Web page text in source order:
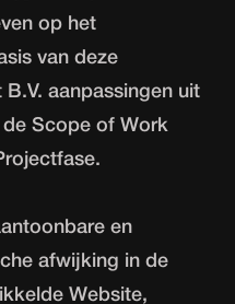
op het
van deze
aanpassingen uit
Scope of Work
en
afwijking in de
Website,